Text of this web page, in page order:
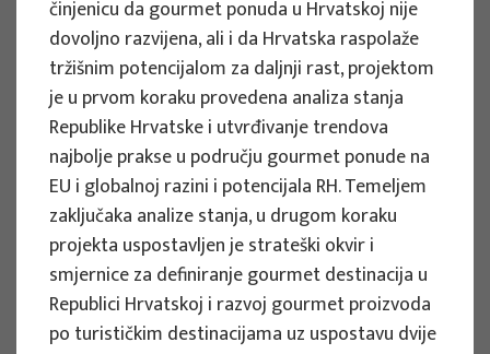
Traži
STRUČNI PROJEKTI
Strateške smjernice za razvoj turizma
u gradu Osijeku
Voditelj projekta
Snježana Boranić Živoder
Naručitelj : Turistička zajednica grada
činjenicu da gourmet ponuda u Hrvatskoj nije
dovoljno razvijena, ali i da Hrvatska raspolaže
tržišnim potencijalom za daljnji rast, projektom
je u prvom koraku provedena analiza stanja
Republike Hrvatske i utvrđivanje trendova
najbolje prakse u području gourmet ponude na
EU i globalnoj razini i potencijala RH. Temeljem
zaključaka analize stanja, u drugom koraku
projekta uspostavljen je strateški okvir i
smjernice za definiranje gourmet destinacija u
Republici Hrvatskoj i razvoj gourmet proizvoda
po turističkim destinacijama uz uspostavu dvije